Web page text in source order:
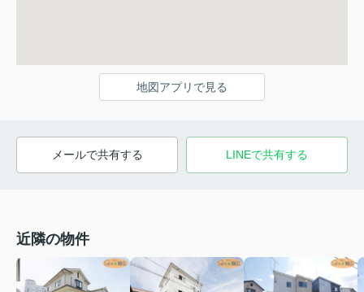
地図アプリで見る
メールで共有する LINEで共有する
近隣の物件